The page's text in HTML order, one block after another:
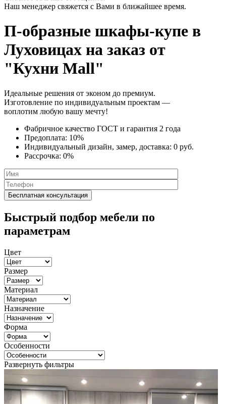
Наш менеджер свяжется с Вами в ближайшее время.
П-образные шкафы-купе в
Луховицах на заказ от
"Кухни Mall"
Идеальные решения от эконом до премиум.
Изготовление по индивидуальным проектам —
воплотим любую вашу мечту!
Фабричное качество ГОСТ и гарантия 2 года
Предоплата: 10%
Индивидуальный дизайн, замер, доставка: 0 руб.
Рассрочка: 0%
Быстрый подбор мебели по
параметрам
Цвет
Размер
Материал
Назначение
Форма
Особенности
Развернуть фильтры